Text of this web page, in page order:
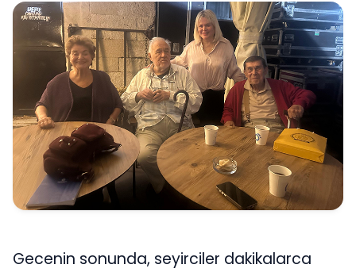
Gecenin sonunda, seyirciler dakikalarca